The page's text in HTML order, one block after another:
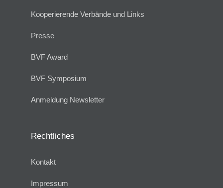
Kooperierende Verbände und Links
Presse
BVF Award
BVF Symposium
Anmeldung Newsletter
Rechtliches
Kontakt
Impressum